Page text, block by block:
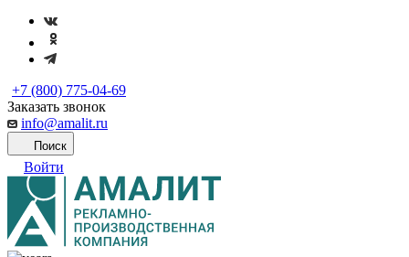
+7 (800) 775-04-69
Заказать звонок
info@amalit.ru
Поиск
Войти